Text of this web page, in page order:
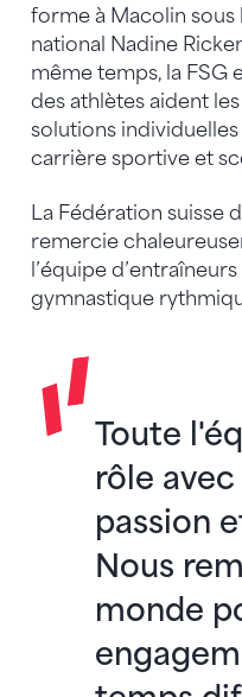
forme à Macolin
national Nadine
même temps, la FSG
des athlètes aident
solutions
carrière sportive et
La Fédération suisse
remercie
l’équipe
gymnastique
Toute
rôle
passion
Nous
monde